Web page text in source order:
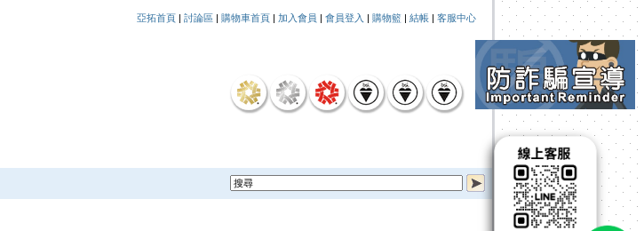
亞拓首頁 | 討論區 | 購物車首頁 | 加入會員 | 會員登入 | 購物籃 | 結帳 | 客服中心